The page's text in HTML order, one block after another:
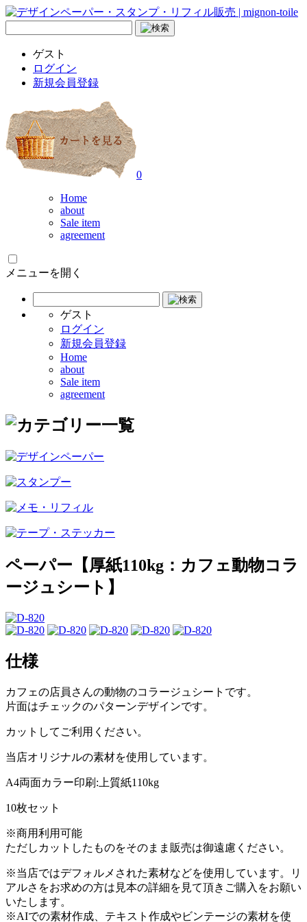
ゲスト
ログイン
新規会員登録
0
Home
about
Sale item
agreement
メニューを開く
ゲスト
ログイン
新規会員登録
Home
about
Sale item
agreement
ペーパー【厚紙110kg：カフェ動物コラ
ージュシート】
仕様
カフェの店員さんの動物のコラージュシートです。
片面はチェックのパターンデザインです。
カットしてご利用ください。
当店オリジナルの素材を使用しています。
A4両面カラー印刷:上質紙110kg
10枚セット
※商用利用可能
ただしカットしたものをそのまま販売は御遠慮ください。
※当店ではデフォルメされた素材などを使用しています。リ
アルさをお求めの方は見本の詳細を見て頂きご購入をお願い
いたします。
※AIでの素材作成、テキスト作成やビンテージの素材を使